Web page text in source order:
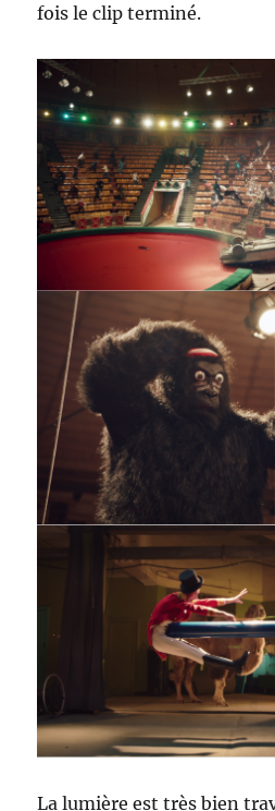
fois le clip terminé.
La lumière est très bien